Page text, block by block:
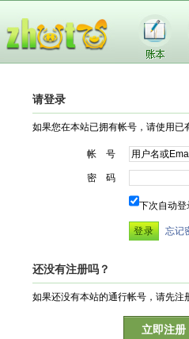
请登录
如果您在本站已拥有帐号，请使用
帐 号
密 码
下次自动登
忘记
还没有注册吗？
如果还没有本站的通行帐号，请先注
立即注册